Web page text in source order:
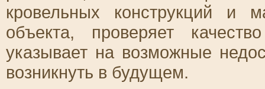
кровельных конструкций и
объекта, проверяет
указывает на возможные
возникнуть в будущем.